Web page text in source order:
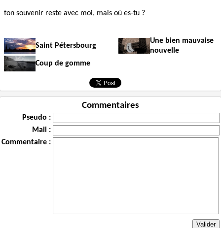
ton souvenir reste avec moi, mais où es-tu ?
Saint Pétersbourg
Une bien mauvaise
nouvelle
Coup de gomme
Commentaires
Pseudo :
Mail :
Commentaire :